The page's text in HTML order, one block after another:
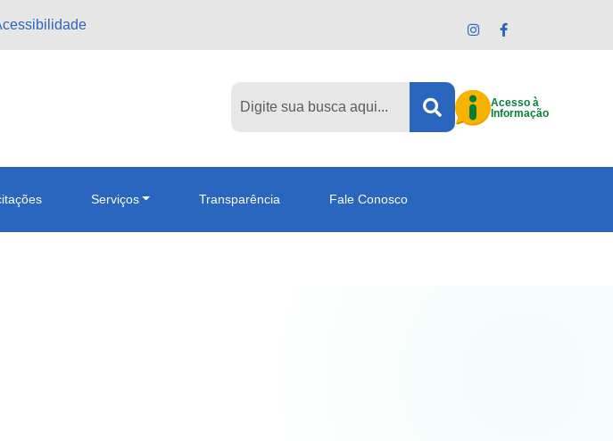
Acesso à
Informação
Serviços Transparência Fale Conosco